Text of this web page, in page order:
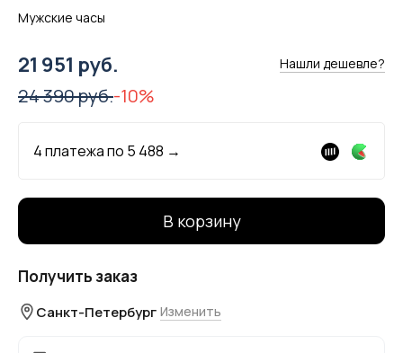
Мужские часы
21 951 руб. Нашли дешевле?
24 390 руб.-10%
4 платежа по 5 488 →
В корзину
Получить заказ
Санкт-Петербург Изменить